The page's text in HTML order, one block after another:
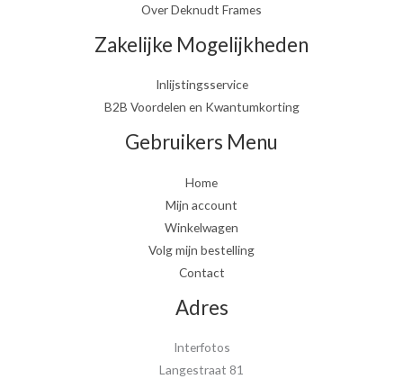
Over Deknudt Frames
Zakelijke Mogelijkheden
Inlijstingsservice
B2B Voordelen en Kwantumkorting
Gebruikers Menu
Home
Mijn account
Winkelwagen
Volg mijn bestelling
Contact
Adres
Interfotos
Langestraat 81